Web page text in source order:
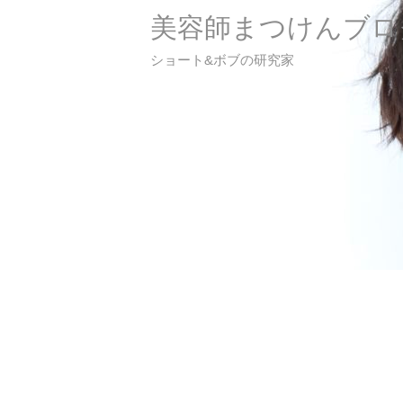
美容師まつけんブ
ショート&ボブの研究家